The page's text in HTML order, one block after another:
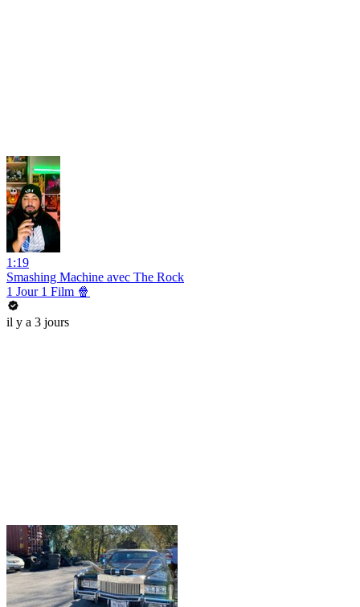
1:19
Smashing Machine avec The Rock
1 Jour 1 Film 🍿
il y a 3 jours